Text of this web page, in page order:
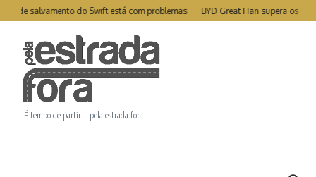
Ir para o conteúdo
de salvamento do Swift está com problemas BYD Great Han supera os
É tempo de partir… pela estrada fora.